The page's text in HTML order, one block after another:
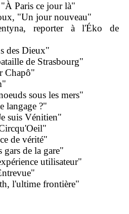
Paris ce jour là"
"Un jour nouveau"
reporter à l'Éko de
des Dieux"
de Strasbourg"
Chapô"
sous les mers"
langage ?"
suis Vénitien"
de vérité"
gars de la gare"
utilisateur"
l'ultime frontière"